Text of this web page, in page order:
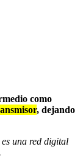
como
, dejando
es una red digital